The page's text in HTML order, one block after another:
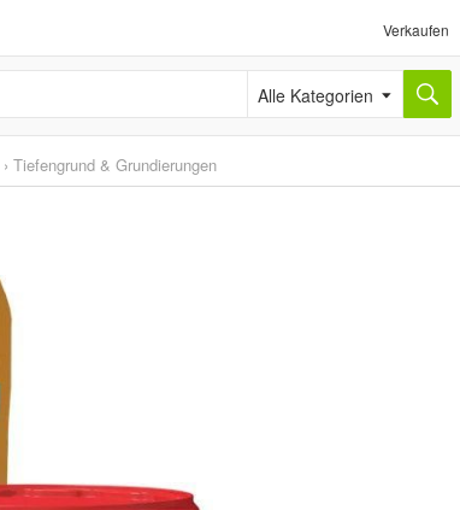
Verkaufen
Alle Kategorien
› Tiefengrund & Grundierungen